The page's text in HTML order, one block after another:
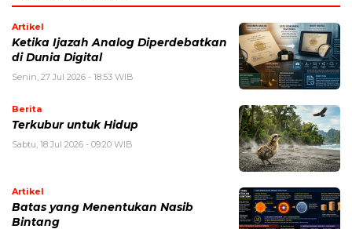
Artikel
Ketika Ijazah Analog Diperdebatkan
di Dunia Digital
Senin, 27 Jul 2026 - 18:53 WIB
Berita
Terkubur untuk Hidup
Sabtu, 18 Jul 2026 - 09:20 WIB
Artikel
Batas yang Menentukan Nasib
Bintang